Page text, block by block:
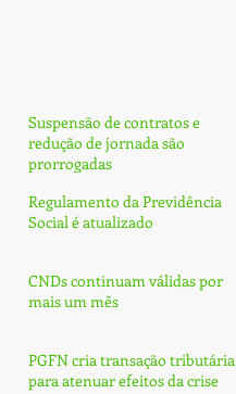
Suspensão de contratos e
redução de jornada são
prorrogadas
Regulamento da Previdência
Social é atualizado
CNDs continuam válidas por
mais um mês
PGFN cria transação tributária
para atenuar efeitos da crise